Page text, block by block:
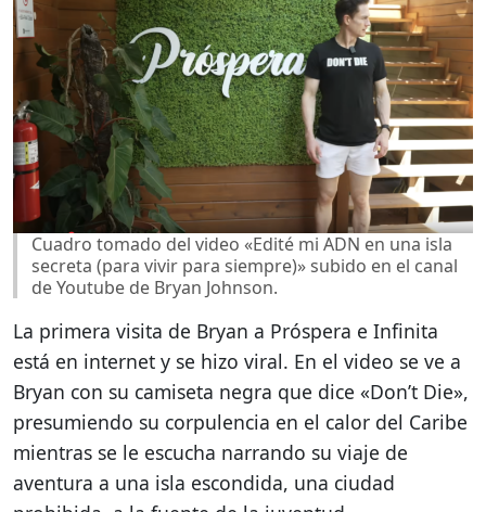
Cuadro tomado del video «Edité mi ADN en una isla
secreta (para vivir para siempre)» subido en el canal
de Youtube de Bryan Johnson.
La primera visita de Bryan a Próspera e Infinita
está en internet y se hizo viral. En el video se ve a
Bryan con su camiseta negra que dice «Don’t Die»,
presumiendo su corpulencia en el calor del Caribe
mientras se le escucha narrando su viaje de
aventura a una isla escondida, una ciudad